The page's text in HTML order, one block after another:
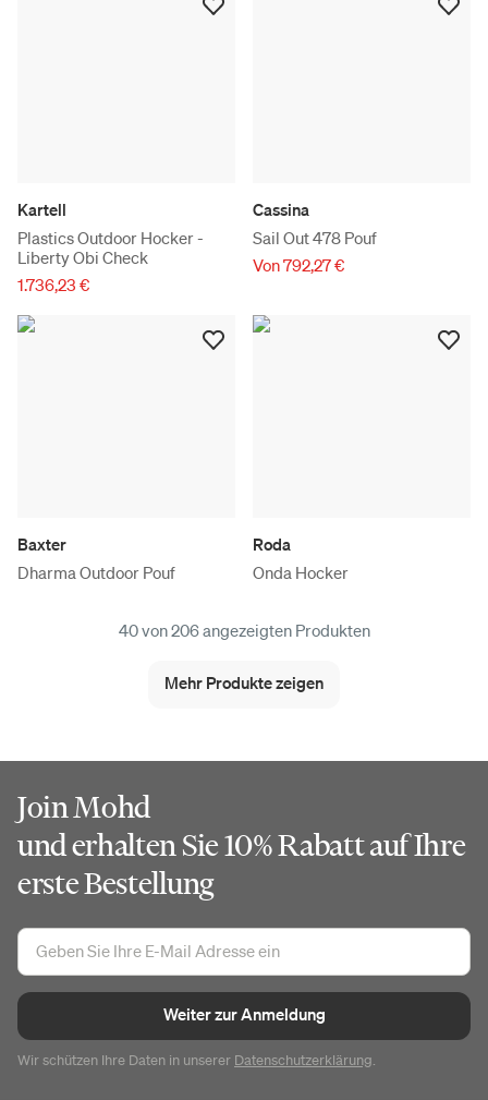
Kartell
Plastics Outdoor Hocker -
Liberty Obi Check
1.736,23 €
Cassina
Sail Out 478 Pouf
Von 792,27 €
Baxter
Dharma Outdoor Pouf
Roda
Onda Hocker
40 von 206 angezeigten Produkten
Mehr Produkte zeigen
Join Mohd
und erhalten Sie 10% Rabatt auf Ihre
erste Bestellung
Weiter zur Anmeldung
Wir schützen Ihre Daten in unserer Datenschutzerklärung.